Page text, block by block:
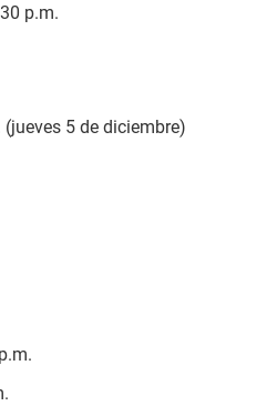
p.m.
5 de diciembre)